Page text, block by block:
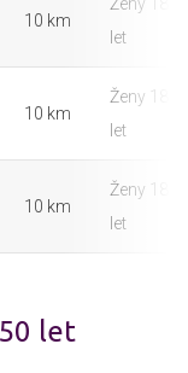
10 km
let
10 km
Ženy 18 –
let
10 km
Ženy 18 –
let
let